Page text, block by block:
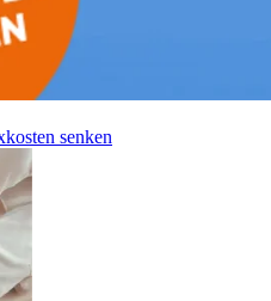
senken